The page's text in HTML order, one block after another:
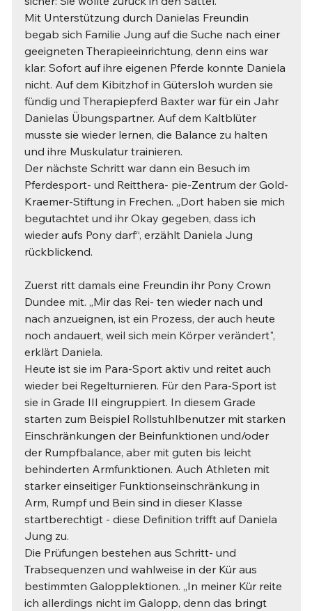
Mit Unterstützung durch Danielas Freundin
begab sich Familie Jung auf die Suche nach einer
geeigneten Therapieeinrichtung, denn eins war
klar: Sofort auf ihre eigenen Pferde konnte Daniela
nicht. Auf dem Kibitzhof in Gütersloh wurden sie
fündig und Therapiepferd Baxter war für ein Jahr
Danielas Übungspartner. Auf dem Kaltblüter
musste sie wieder lernen, die Balance zu halten
und ihre Muskulatur trainieren.
Der nächste Schritt war dann ein Besuch im
Pferdesport- und Reitthera- pie-Zentrum der Gold-
Kraemer-Stiftung in Frechen. „Dort haben sie mich
begutachtet und ihr Okay gegeben, dass ich
wieder aufs Pony darf“, erzählt Daniela Jung
rückblickend.
Zuerst ritt damals eine Freundin ihr Pony Crown
Dundee mit. „Mir das Rei- ten wieder nach und
nach anzueignen, ist ein Prozess, der auch heute
noch andauert, weil sich mein Körper verändert",
erklärt Daniela.
Heute ist sie im Para-Sport aktiv und reitet auch
wieder bei Regelturnieren. Für den Para-Sport ist
sie in Grade III eingruppiert. In diesem Grade
starten zum Beispiel Rollstuhlbenutzer mit starken
Einschränkungen der Beinfunktionen und/oder
der Rumpfbalance, aber mit guten bis leicht
behinderten Armfunktionen. Auch Athleten mit
starker einseitiger Funktionseinschränkung in
Arm, Rumpf und Bein sind in dieser Klasse
startberechtigt - diese Definition trifft auf Daniela
Jung zu.
Die Prüfungen bestehen aus Schritt- und
Trabsequenzen und wahlweise in der Kür aus
bestimmten Galopplektionen. „In meiner Kür reite
ich allerdings nicht im Galopp, denn das bringt